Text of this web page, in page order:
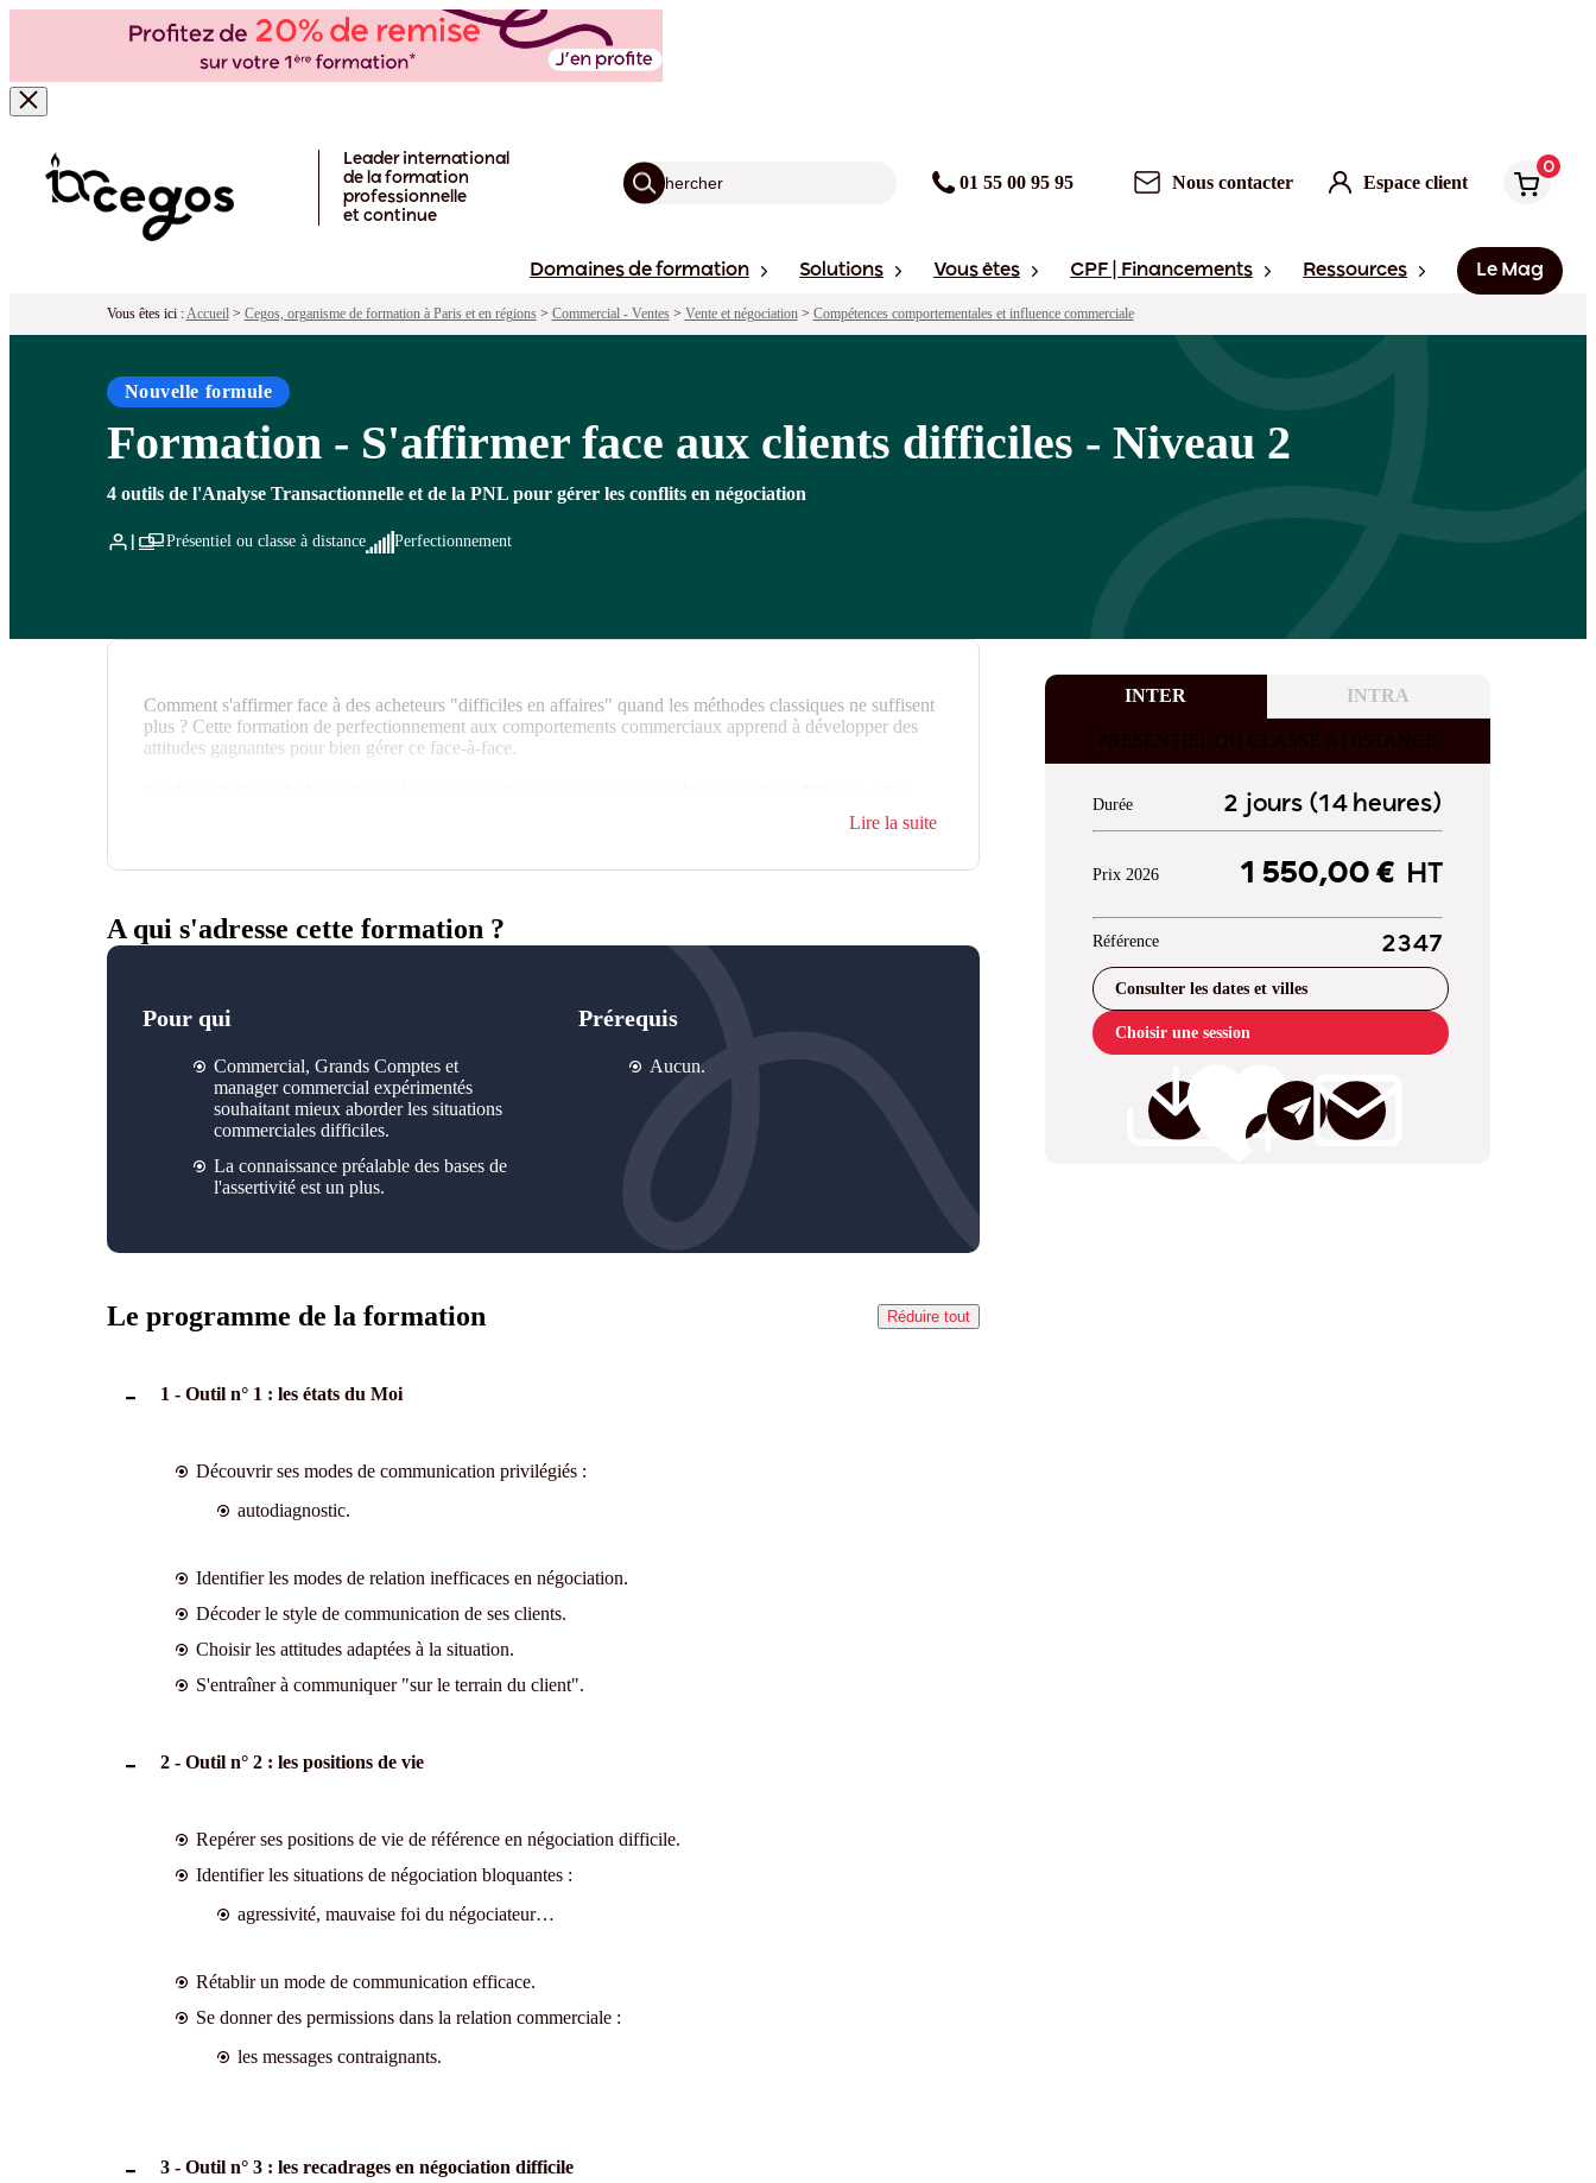
Leader international
de la formation
professionnelle
et continue
01 55 00 95 95 Nous contacter Espace client
0
Domaines de formation Solutions Vous êtes CPF | Financements Ressources Le Mag
Vous êtes ici :Accueil> Cegos, organisme de formation à Paris et en régions> Commercial - Ventes> Vente et négociation> Compétences comportementales et influence commerciale
Nouvelle formule
Formation - S'affirmer face aux clients difficiles - Niveau 2
4 outils de l'Analyse Transactionnelle et de la PNL pour gérer les conflits en négociation
Présentiel ou classe à distance Perfectionnement
INTER INTRA
PRESENTIEL OU CLASSE A DISTANCE
Durée 2 jours (14 heures)
Prix 2026 1 550,00 €HT
Référence 2347
Consulter les dates et villes
Choisir une session
Comment s'affirmer face à des acheteurs "difficiles en affaires" quand les méthodes classiques ne suffisent
plus ? Cette formation de perfectionnement aux comportements commerciaux apprend à développer des
attitudes gagnantes pour bien gérer ce face-à-face.
déjà permis à de nombreux commerciaux de prévenir et résoudre les conflits en négociation pour obtenir
Lire la suite
A qui s'adresse cette formation ?
Pour qui
Commercial, Grands Comptes et
manager commercial expérimentés
souhaitant mieux aborder les situations
commerciales difficiles.
La connaissance préalable des bases de
l'assertivité est un plus.
Prérequis
Aucun.
Le programme de la formation Réduire tout
1 - Outil n° 1 : les états du Moi
Découvrir ses modes de communication privilégiés :
autodiagnostic.
Identifier les modes de relation inefficaces en négociation.
Décoder le style de communication de ses clients.
Choisir les attitudes adaptées à la situation.
S'entraîner à communiquer "sur le terrain du client".
2 - Outil n° 2 : les positions de vie
Repérer ses positions de vie de référence en négociation difficile.
Identifier les situations de négociation bloquantes :
agressivité, mauvaise foi du négociateur…
Rétablir un mode de communication efficace.
Se donner des permissions dans la relation commerciale :
les messages contraignants.
3 - Outil n° 3 : les recadrages en négociation difficile
Formation - S'affirmer face aux clients difficiles - Niveau 2
Pour qui ? Programme Objectifs Pédagogie Points forts